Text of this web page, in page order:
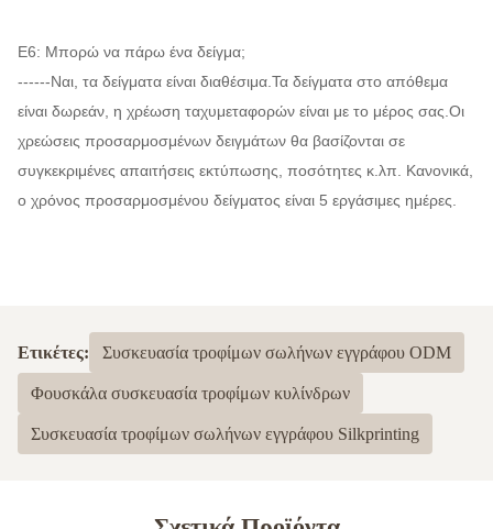
Ε6: Μπορώ να πάρω ένα δείγμα;
------Ναι, τα δείγματα είναι διαθέσιμα.Τα δείγματα στο απόθεμα
είναι δωρεάν, η χρέωση ταχυμεταφορών είναι με το μέρος σας.Οι
χρεώσεις προσαρμοσμένων δειγμάτων θα βασίζονται σε
συγκεκριμένες απαιτήσεις εκτύπωσης, ποσότητες κ.λπ. Κανονικά,
ο χρόνος προσαρμοσμένου δείγματος είναι 5 εργάσιμες ημέρες.
Ετικέτες: Συσκευασία τροφίμων σωλήνων εγγράφου ODM
Φουσκάλα συσκευασία τροφίμων κυλίνδρων
Συσκευασία τροφίμων σωλήνων εγγράφου Silkprinting